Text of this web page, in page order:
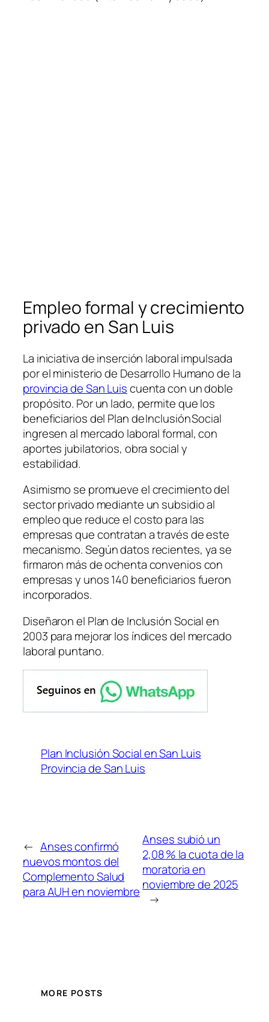
Empleo formal y crecimiento
privado en San Luis
La iniciativa de inserción laboral impulsada
por el ministerio de Desarrollo Humano de la
provincia de San Luiscuenta con un doble
propósito. Por un lado, permite que los
beneficiarios del Plan de Inclusión Social
ingresen al mercado laboral formal, con
aportes jubilatorios, obra social y
estabilidad.
Asimismo se promueve el crecimiento del
sector privado mediante un subsidio al
empleo que reduce el costo para las
empresas que contratan a través de este
mecanismo. Según datos recientes, ya se
firmaron más de ochenta convenios con
empresas y unos 140 beneficiarios fueron
incorporados.
Diseñaron el Plan de Inclusión Social en
2003 para mejorar los índices del mercado
laboral puntano.
Plan Inclusión Social en San Luis
Provincia de San Luis
← Anses confirmó
nuevos montos del
Complemento Salud
para AUH en noviembre
Anses subió un
2,08 % la cuota de la
moratoria en
noviembre de 2025
→
MORE POSTS